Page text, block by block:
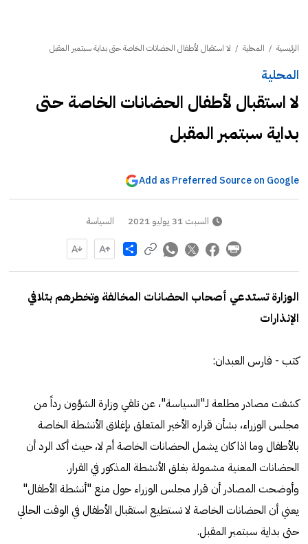
الرئيسية / المحلية / لا استقبال لأطفال الحضانات الخاصة حتى بداية سبتمبر المقبل
المحلية
لا استقبال لأطفال الحضانات الخاصة حتى
بداية سبتمبر المقبل
Add as Preferred Source on Google
السبت 31 يوليو 2021 السياسة
Share
الوزارة تستدعي أصحاب الحضانات المخالفة وتخطرهم بتلافي
الإنذارات
كتب - فارس العبدان:
كشفت مصادر مطلعة لـ"السياسة"، عن تلقي وزارة الشؤون رداً من
مجلس الوزراء، بشأن قراره الأخير المتعلق بإغلاق الأنشطة الخاصة
بالأطفال وما اذا كان يشمل الحضانات الخاصة أم لا، حيث أكد الرد أن
الحضانات المعنية مشمولة بغلق الأنشطة المذكور في القرار.
وأوضحت المصادر أن قرار مجلس الوزراء حول منع "أنشطة الأطفال"
يعني أن الحضانات الخاصة لا تستطيع استقبال الأطفال في الوقت الحالي
حتى بداية سبتمبر المقبل.